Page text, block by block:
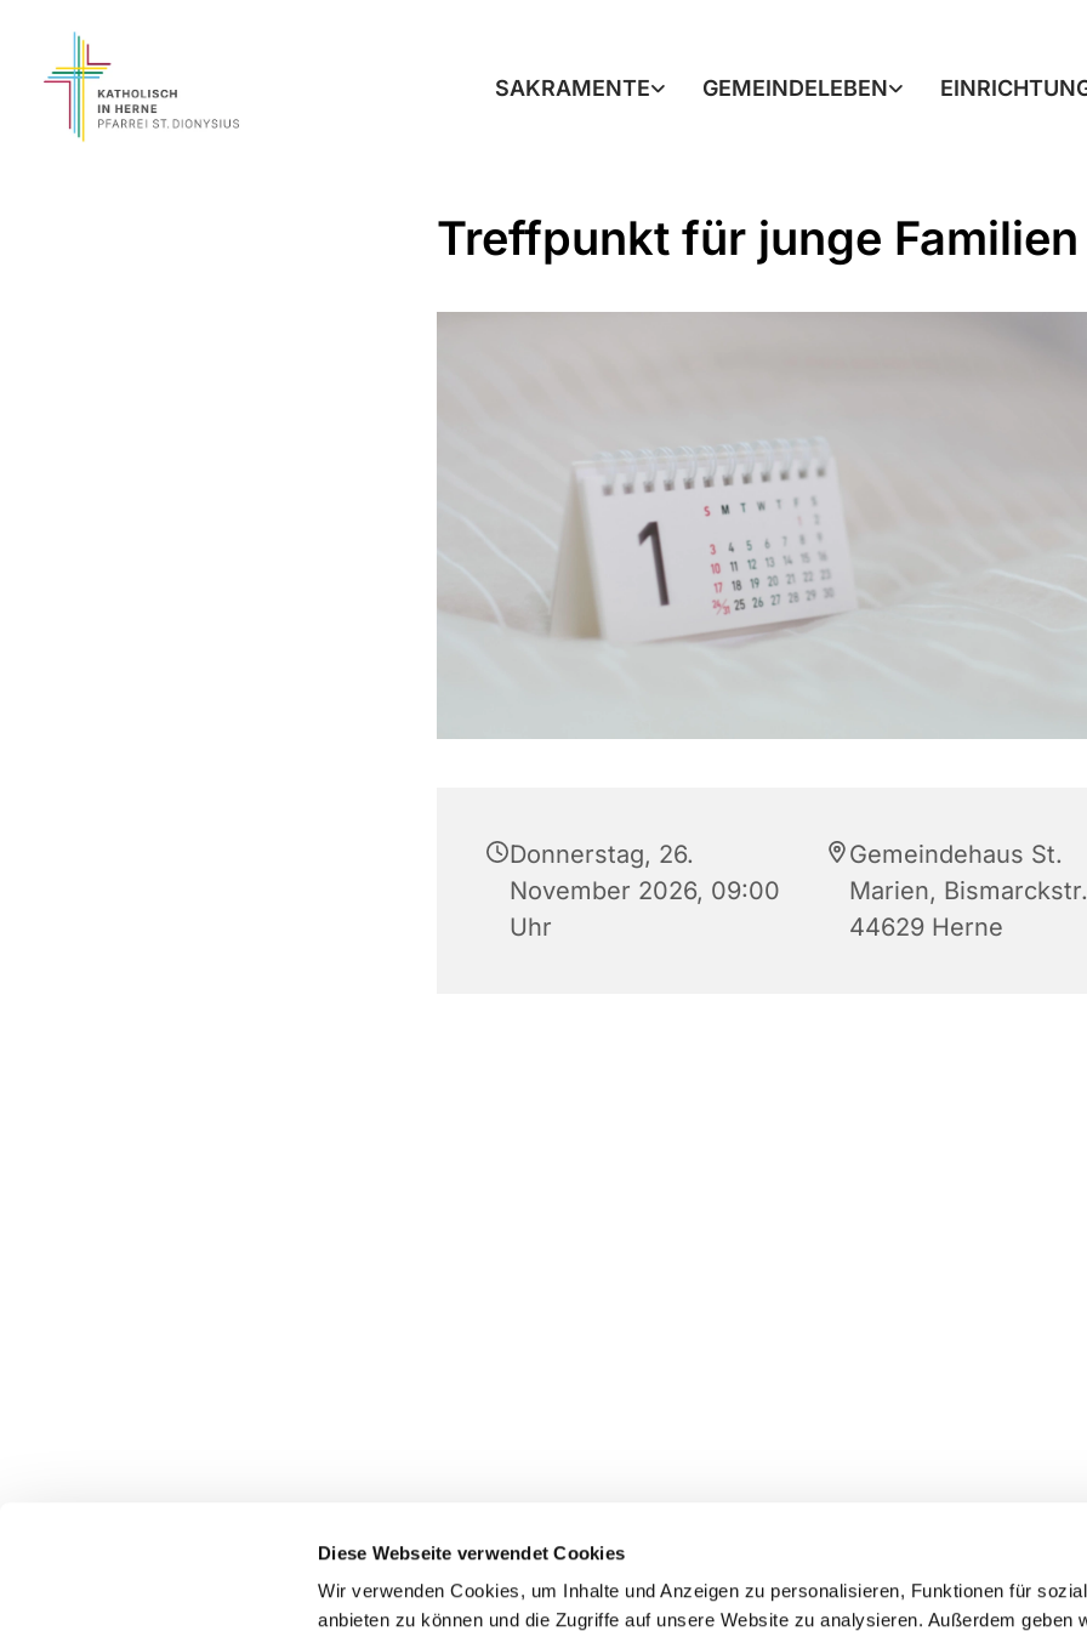
Diese Webseite verwendet Cookies
Wir verwenden Cookies, um Inhalte und Anzeigen zu personalisieren, Funktionen für
anbieten zu können und die Zugriffe auf unsere Website zu analysieren. Außerdem geben
SAKRAMENTE GEMEINDELEBEN
Treffpunkt für junge Familien
Donnerstag, 26.
November 2026, 09:00
Uhr
Gemeindehaus St.
Marien,
44629 Herne